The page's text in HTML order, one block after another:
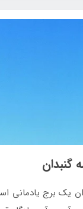
گنبدان